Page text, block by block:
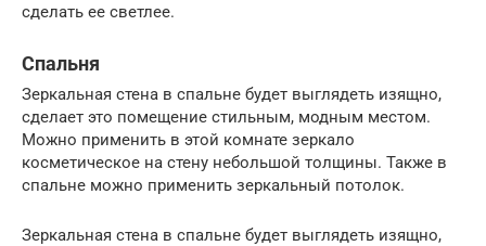
сделать ее светлее.
Спальня
Зеркальная стена в спальне будет выглядеть изящно,
сделает это помещение стильным, модным местом.
Можно применить в этой комнате зеркало
косметическое на стену небольшой толщины. Также в
спальне можно применить зеркальный потолок.
Зеркальная стена в спальне будет выглядеть изящно,